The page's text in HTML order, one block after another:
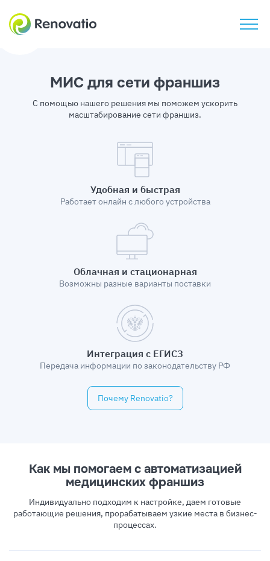
МИС для сети франшиз
С помощью нашего решения мы поможем ускорить
масштабирование сети франшиз.
Удобная и быстрая
Работает онлайн с любого устройства
Облачная и стационарная
Возможны разные варианты поставки
Интеграция с ЕГИСЗ
Передача информации по законодательству РФ
Почему Rеnovatio?
Как мы помогаем с автоматизацией
медицинских франшиз
Индивидуально подходим к настройке, даем готовые
работающие решения, прорабатываем узкие места в бизнес-
процессах.